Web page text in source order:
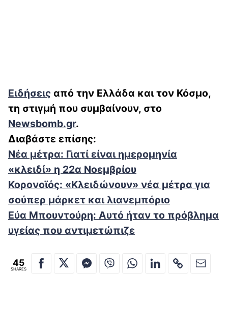
Ειδήσεις από την Ελλάδα και τον Κόσμο,
τη στιγμή που συμβαίνουν, στο
Newsbomb.gr.
Διαβάστε επίσης:
Νέα μέτρα: Γιατί είναι ημερομηνία
«κλειδί» η 22α Νοεμβρίου
Κορονοϊός: «Κλειδώνουν» νέα μέτρα για
σούπερ μάρκετ και λιανεμπόριο
Εύα Μπουντούρη: Αυτό ήταν το πρόβλημα
υγείας που αντιμετώπιζε
45
SHARES